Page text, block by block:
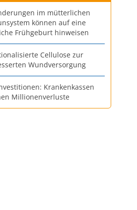
im mütterlichen
können auf eine
Frühgeburt hinweisen
Cellulose zur
Wundversorgung
Krankenkassen
Millionenverluste